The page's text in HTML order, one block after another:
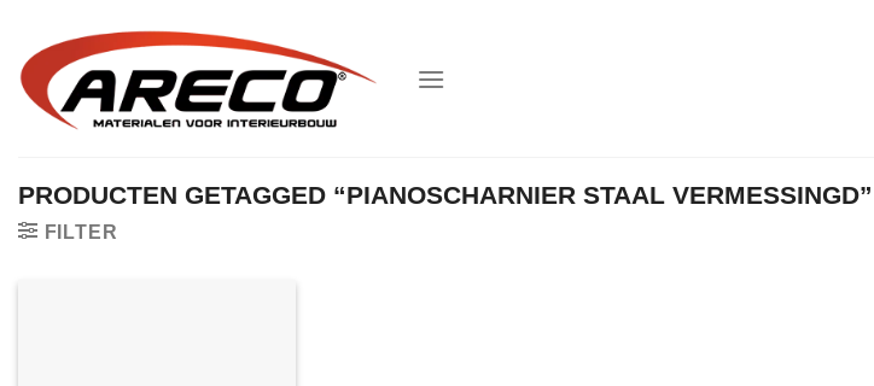
inhoud
PRODUCTEN GETAGGED “PIANOSCHARNIER STAAL VERMESSINGD”
FILTER